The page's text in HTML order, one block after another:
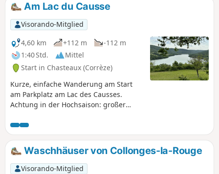
Am Lac du Causse
Visorando-Mitglied
4,60 km
+112 m
-112 m
1:40 Std.
Mittel
Start in Chasteaux (Corrèze)
Kurze, einfache Wanderung am Start
am Parkplatz am Lac des Causses.
Achtung in der Hochsaison: großer
Parkplatzprobleme.
Waschhäuser von Collonges-la-Rouge
Visorando-Mitglied